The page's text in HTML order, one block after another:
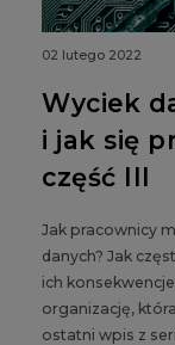
02 lutego 2022
Wyciek
i jak się
część III
Jak pracownicy
danych? Jak
ich
organizację,
ostatni wpis z